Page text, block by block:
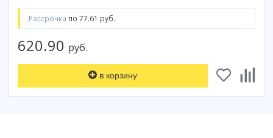
Коврик для душевой кабины
Рассрочка по 77.61 руб.
620.90 руб.
в корзину